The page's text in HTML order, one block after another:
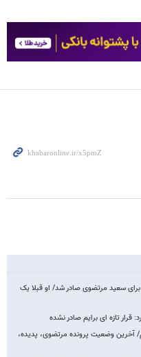
برای سعید مرتضوی صادر شد/ او قبلا یک
تازه ای برایم صادر نشده
آخرین وضعیت پرونده مرتضوی، پدیده‌،